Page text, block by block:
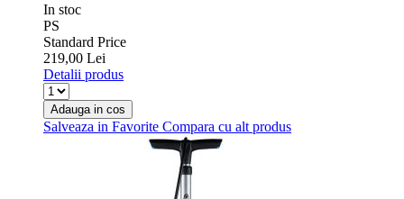
In stoc
PS
Standard Price
219,00 Lei
Detalii produs
Adauga in cos
Salveaza in Favorite Compara cu alt produs